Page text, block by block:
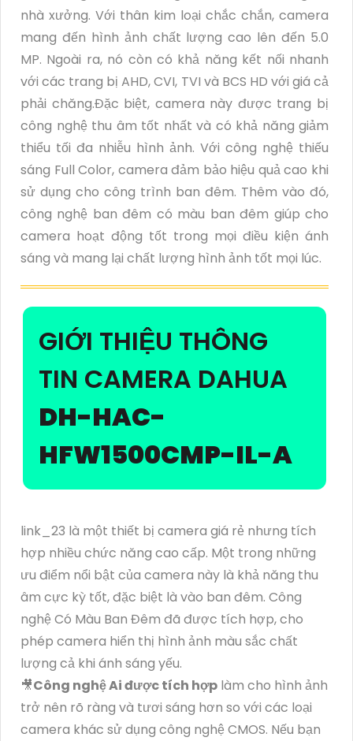
nhà xưởng. Với thân kim loại chắc chắn, camera
mang đến hình ảnh chất lượng cao lên đến 5.0
MP. Ngoài ra, nó còn có khả năng kết nối nhanh
với các trang bị AHD, CVI, TVI và BCS HD với giá cả
phải chăng.Đặc biệt, camera này được trang bị
công nghệ thu âm tốt nhất và có khả năng giảm
thiểu tối đa nhiễu hình ảnh. Với công nghệ thiếu
sáng Full Color, camera đảm bảo hiệu quả cao khi
sử dụng cho công trình ban đêm. Thêm vào đó,
công nghệ ban đêm có màu ban đêm giúp cho
camera hoạt động tốt trong mọi điều kiện ánh
sáng và mang lại chất lượng hình ảnh tốt mọi lúc.
GIỚI THIỆU THÔNG
TIN CAMERA DAHUA
DH-HAC-
HFW1500CMP-IL-A
link_23 là một thiết bị camera giá rẻ nhưng tích
hợp nhiều chức năng cao cấp. Một trong những
ưu điểm nổi bật của camera này là khả năng thu
âm cực kỳ tốt, đặc biệt là vào ban đêm. Công
nghệ Có Màu Ban Đêm đã được tích hợp, cho
phép camera hiển thị hình ảnh màu sắc chất
lượng cả khi ánh sáng yếu.
🎥Công nghệ Ai được tích hợp làm cho hình ảnh
trở nên rõ ràng và tươi sáng hơn so với các loại
camera khác sử dụng công nghệ CMOS. Nếu bạn